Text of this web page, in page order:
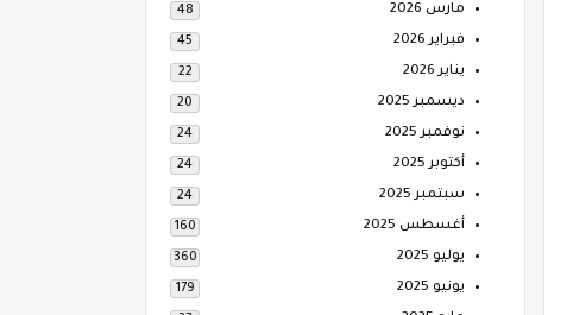
مارس 2026 48
فبراير 2026 45
يناير 2026 22
ديسمبر 2025 20
نوفمبر 2025 24
أكتوبر 2025 24
سبتمبر 2025 24
أغسطس 2025 160
يوليو 2025 360
يونيو 2025 179